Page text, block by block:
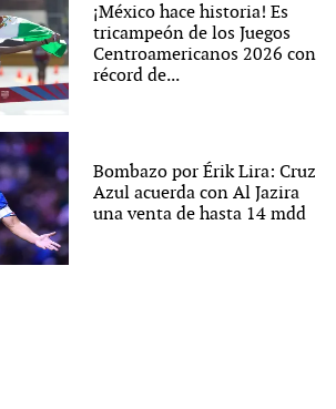
¡México hace historia! Es
tricampeón de los Juegos
Centroamericanos 2026 con
récord de...
Bombazo por Érik Lira: Cruz
Azul acuerda con Al Jazira
una venta de hasta 14 mdd